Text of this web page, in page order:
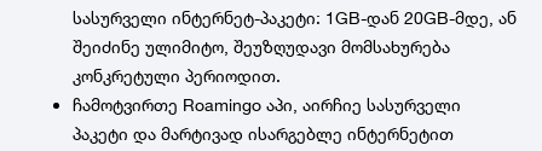
სასურველი ინტერნეტ-პაკეტი: 1GB-დან 20GB-მდე, ან
შეიძინე ულიმიტო, შეუზღუდავი მომსახურება
კონკრეტული პერიოდით.
ჩამოტვირთე Roamingo აპი, აირჩიე სასურველი
პაკეტი და მარტივად ისარგებლე ინტერნეტით